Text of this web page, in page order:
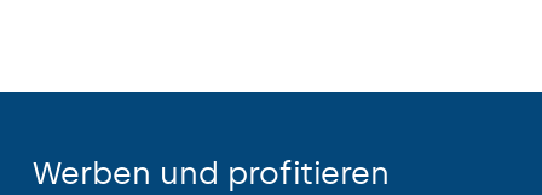
Werben und profitieren